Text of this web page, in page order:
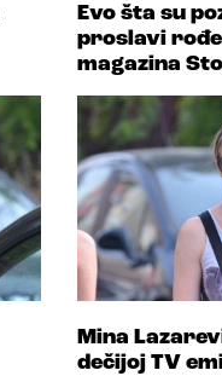
Evo šta su
proslavi
magazina
Mina
dečijoj TV